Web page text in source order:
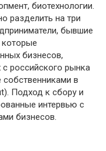
биотехнологии.
разделить на три
бывшие
бизнесов,
российского рынка
в
Подход к сбору и
интервью с
бизнесов.